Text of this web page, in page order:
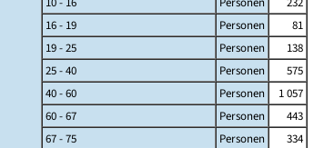
16 - 19
Personen
81
19 - 25
Personen
138
25 - 40
Personen
575
40 - 60
Personen
1 057
60 - 67
Personen
443
67 - 75
Personen
334